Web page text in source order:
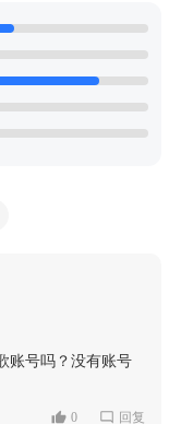
账号吗？没有账号
0 回复